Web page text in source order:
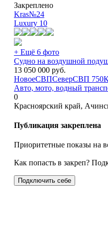
Закреплено
Kras№24
Luxury 10
+ Ещё 6 фото
Судно на воздушной
13 050 000 руб.
НовоеСВПСеверСВП
Авто, мото, водный
0
Красноярский край,
Публикация закреплена
Приоритетные показы на
Как попасть в закреп?
Подключить себе